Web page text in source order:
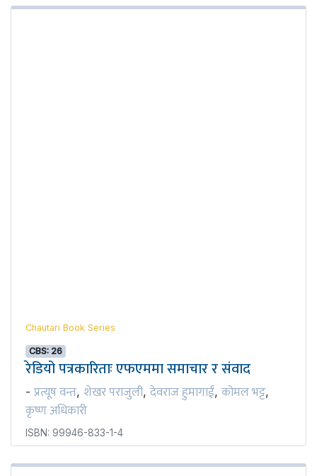
Chautari Book Series
CBS: 26
रेडियो पत्रकारिताः एफएममा समाचार र संवाद
- प्रत्यूष वन्त, शेखर पराजुली, देवराज हुमागाईं, कोमल भट्ट,
कृष्ण अधिकारी
ISBN: 99946-833-1-4